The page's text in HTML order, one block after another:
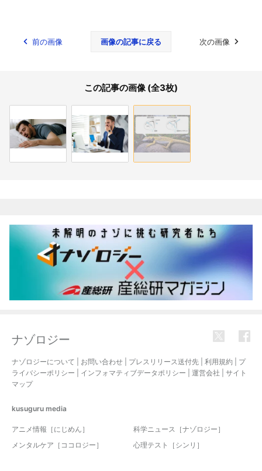
前の画像 画像の記事に戻る 次の画像
この記事の画像 (全3枚)
ナゾロジー
ナゾロジーについて お問い合わせ プレスリリース送付先 利用規約
プ
ライバシーポリシー
インフォマティブデータポリシー 運営会社
サイト
マップ
kusuguru media
アニメ情報［にじめん］
科学ニュース［ナゾロジー］
メンタルケア［ココロジー］
心理テスト［シンリ］